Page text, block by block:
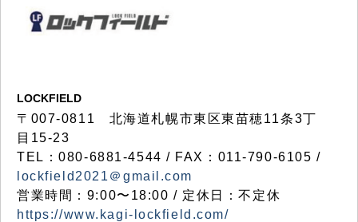
LOCKFIELD
〒007-0811 北海道札幌市東区東苗穂11条3丁
目15-23
TEL：080-6881-4544 / FAX：011-790-6105 /
lockfield2021＠gmail.com
営業時間：9:00〜18:00 / 定休日：不定休
https://www.kagi-lockfield.com/